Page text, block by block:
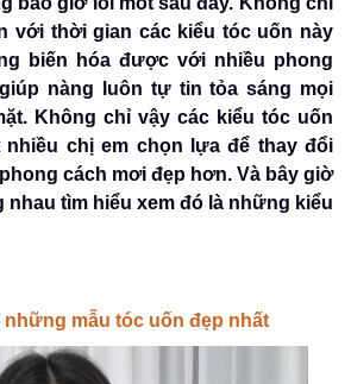
với thời gian các kiểu tóc uốn này
biến hóa được với nhiều phong
nàng luôn tự tin tỏa sáng mọi
Không chỉ vậy các kiểu tóc uốn
chị em chọn lựa để thay đổi
cách mơi đẹp hơn. Và bây giờ
nhau tìm hiểu xem đó là những kiểu
những mẫu tóc uốn đẹp nhất